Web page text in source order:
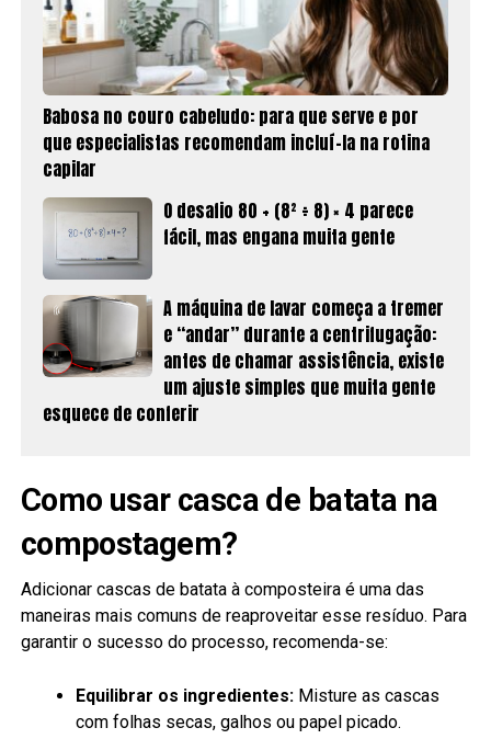
Babosa no couro cabeludo: para que serve e por
que especialistas recomendam incluí-la na rotina
capilar
O desafio 80 + (8² ÷ 8) × 4 parece
fácil, mas engana muita gente
A máquina de lavar começa a tremer
e “andar” durante a centrifugação:
antes de chamar assistência, existe
um ajuste simples que muita gente
esquece de conferir
Como usar casca de batata na
compostagem?
Adicionar cascas de batata à composteira é uma das
maneiras mais comuns de reaproveitar esse resíduo. Para
garantir o sucesso do processo, recomenda-se:
Equilibrar os ingredientes:Misture as cascas
com folhas secas, galhos ou papel picado.